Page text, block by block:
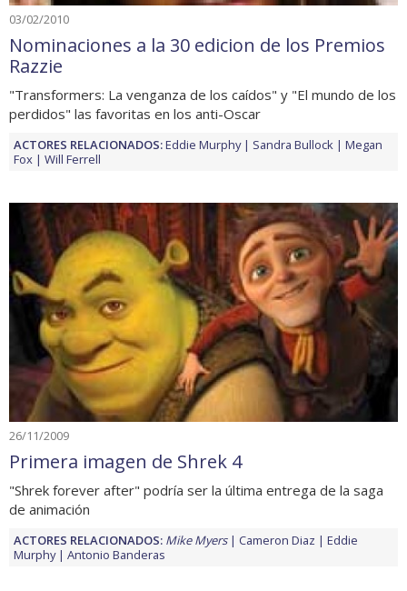
03/02/2010
Nominaciones a la 30 edicion de los Premios
Razzie
"Transformers: La venganza de los caídos" y "El mundo de los
perdidos" las favoritas en los anti-Oscar
ACTORES RELACIONADOS:Eddie Murphy Sandra Bullock
Megan
Fox
Will Ferrell
26/11/2009
Primera imagen de Shrek 4
"Shrek forever after" podría ser la última entrega de la saga
de animación
ACTORES RELACIONADOS: Mike Myers Cameron Diaz
Eddie
Murphy
Antonio Banderas